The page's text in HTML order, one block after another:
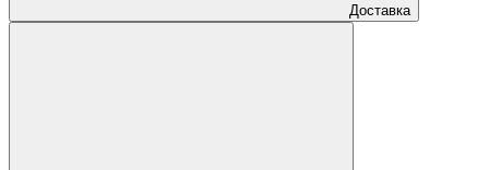
Доставка